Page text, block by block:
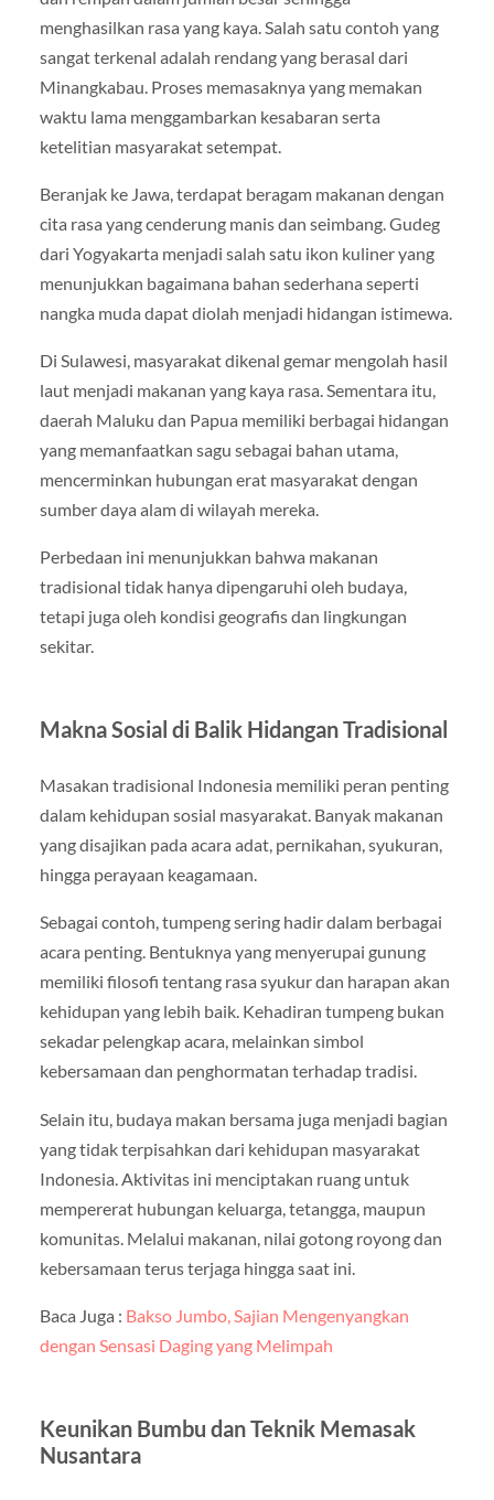
menghasilkan rasa yang kaya. Salah satu contoh yang
sangat terkenal adalah rendang yang berasal dari
Minangkabau. Proses memasaknya yang memakan
waktu lama menggambarkan kesabaran serta
ketelitian masyarakat setempat.
Beranjak ke Jawa, terdapat beragam makanan dengan
cita rasa yang cenderung manis dan seimbang. Gudeg
dari Yogyakarta menjadi salah satu ikon kuliner yang
menunjukkan bagaimana bahan sederhana seperti
nangka muda dapat diolah menjadi hidangan istimewa.
Di Sulawesi, masyarakat dikenal gemar mengolah hasil
laut menjadi makanan yang kaya rasa. Sementara itu,
daerah Maluku dan Papua memiliki berbagai hidangan
yang memanfaatkan sagu sebagai bahan utama,
mencerminkan hubungan erat masyarakat dengan
sumber daya alam di wilayah mereka.
Perbedaan ini menunjukkan bahwa makanan
tradisional tidak hanya dipengaruhi oleh budaya,
tetapi juga oleh kondisi geografis dan lingkungan
sekitar.
Makna Sosial di Balik Hidangan Tradisional
Masakan tradisional Indonesia memiliki peran penting
dalam kehidupan sosial masyarakat. Banyak makanan
yang disajikan pada acara adat, pernikahan, syukuran,
hingga perayaan keagamaan.
Sebagai contoh, tumpeng sering hadir dalam berbagai
acara penting. Bentuknya yang menyerupai gunung
memiliki filosofi tentang rasa syukur dan harapan akan
kehidupan yang lebih baik. Kehadiran tumpeng bukan
sekadar pelengkap acara, melainkan simbol
kebersamaan dan penghormatan terhadap tradisi.
Selain itu, budaya makan bersama juga menjadi bagian
yang tidak terpisahkan dari kehidupan masyarakat
Indonesia. Aktivitas ini menciptakan ruang untuk
mempererat hubungan keluarga, tetangga, maupun
komunitas. Melalui makanan, nilai gotong royong dan
kebersamaan terus terjaga hingga saat ini.
Baca Juga : Bakso Jumbo, Sajian Mengenyangkan
dengan Sensasi Daging yang Melimpah
Keunikan Bumbu dan Teknik Memasak
Nusantara